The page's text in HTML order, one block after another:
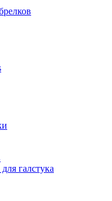
галстука